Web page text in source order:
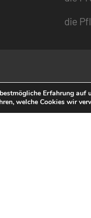
die
„Der Tiroler
Erfahrung auf
welche Cookies wir